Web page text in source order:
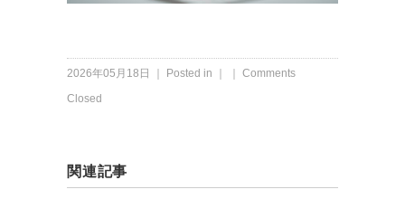
2026年05月18日 ｜ Posted in ｜ ｜ Comments
Closed
関連記事